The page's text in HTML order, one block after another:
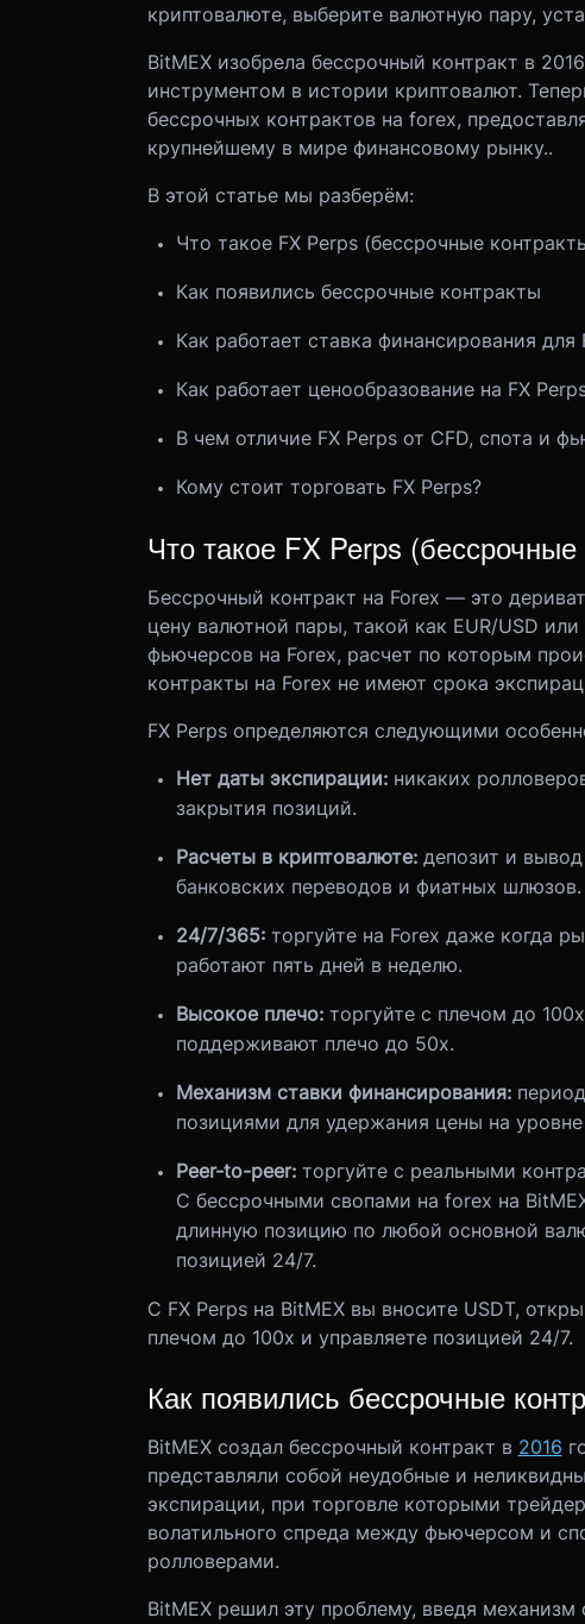
криптовалюте, выберите валютную пару,
BitMEX изобрела бессрочный контракт в
инструментом в истории криптовалют.
бессрочных контрактов на forex,
крупнейшему в мире финансовому рынку..
В этой статье мы разберём:
Что такое FX Perps (бессрочные
Как появились бессрочные контракты
Как работает ставка финансирования для
Как работает ценообразование на FX
В чем отличиеFX Perps от CFD, спота и
Кому стоит торговать FX Perps?
Что такое FX Perps
Бессрочный контракт на Forex — это
цену валютной пары, такой как EUR/USD
фьючерсов на Forex, расчет по которым
контракты на Forex не имеют срока
FX Perpsопределяются следующими
Нет даты экспирации: никаких
закрытия позиций.
Расчеты в криптовалюте:депозит и вывод
банковских переводов и фиатных шлюзов.
24/7/365: торгуйте на Forex даже когда
работают пять дней в неделю.
Высокое плечо: торгуйте с плечом до
поддерживают плечо до 50x.
Механизм ставки финансирования:
позициями для удержания цены на
Peer-to-peer:торгуйте с реальными
С бессрочными свопами на forex на
длинную позицию по любой основной
позицией 24/7.
С FX Perps на BitMEX вы вносите USDT,
плечом до 100x и управляете позицией 24/7.
Как появились бессрочные
BitMEX создал бессрочный контракт в 2016
представляли собой неудобные и
экспирации, при торговле которыми
волатильного спреда между фьючерсом и
ролловерами.
BitMEX решил эту проблему, введя